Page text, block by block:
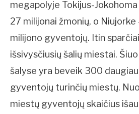
megapolyje Tokijus-
27 milijonai žmonių, o Niujorke
milijono gyventojų. Itin
išsivysčiusių šalių miestai.
šalyse yra beveik 300 daugiau
gyventojų turinčių miestų.
miestų gyventojų skaičius